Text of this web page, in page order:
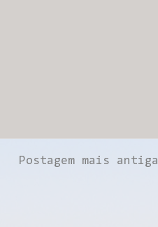
Postagem mais antiga